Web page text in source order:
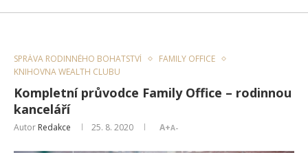
SPRÁVA RODINNÉHO BOHATSTVÍ
FAMILY OFFICE
KNIHOVNA WEALTH CLUBU
Kompletní průvodce Family Office – rodinnou
kanceláří
Autor Redakce 25. 8. 2020 A+A-